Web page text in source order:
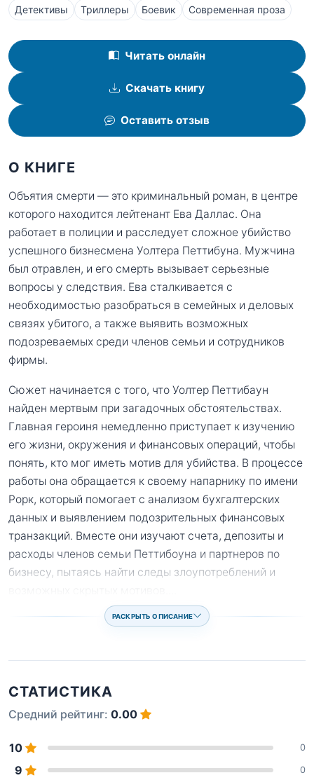
Детективы Триллеры Боевик Современная проза
Читать онлайн
Скачать книгу
Оставить отзыв
О КНИГЕ
Объятия смерти — это криминальный роман, в центре
которого находится лейтенант Ева Даллас. Она
работает в полиции и расследует сложное убийство
успешного бизнесмена Уолтера Петтибуна. Мужчина
был отравлен, и его смерть вызывает серьезные
вопросы у следствия. Ева сталкивается с
необходимостью разобраться в семейных и деловых
связях убитого, а также выявить возможных
подозреваемых среди членов семьи и сотрудников
фирмы.
Сюжет начинается с того, что Уолтер Петтибаун
найден мертвым при загадочных обстоятельствах.
Главная героиня немедленно приступает к изучению
его жизни, окружения и финансовых операций, чтобы
понять, кто мог иметь мотив для убийства. В процессе
работы она обращается к своему напарнику по имени
Рорк, который помогает с анализом бухгалтерских
данных и выявлением подозрительных финансовых
транзакций. Вместе они изучают счета, депозиты и
расходы членов семьи Петтибоуна и партнеров по
бизнесу, пытаясь найти следы злоупотреблений и
РАСКРЫТЬ ОПИСАНИЕ
СТАТИСТИКА
Средний рейтинг: 0.00
10 0
9 0